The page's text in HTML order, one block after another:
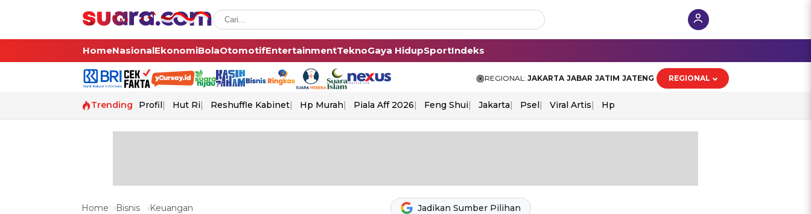
HomeNasionalEkonomiBolaOtomotifEntertainmentTeknoGaya HidupSportIndeks
REGIONAL: JAKARTA JABAR JATIM JATENG REGIONAL
Trending Profil Hut Ri Reshuffle Kabinet Hp Murah Piala Aff 2026 Feng Shui Jakarta Psel Viral Artis Hp
Home Bisnis Keuangan Jadikan Sumber Pilihan